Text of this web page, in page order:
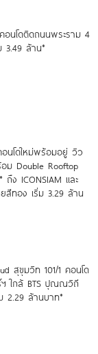
อนโดติดถนนพระราม 4
3.49 ล้าน*
นโดใหม่พร้อมอยู่ วิว
ม Double Rooftop
ง ICONSIAM และ
สีทอง เริ่ม 3.29 ล้าน
สุขุมวิท 101/1 คอนโด
ฯ ใกล้ BTS ปุณณวิถี
2.29 ล้านบาท*